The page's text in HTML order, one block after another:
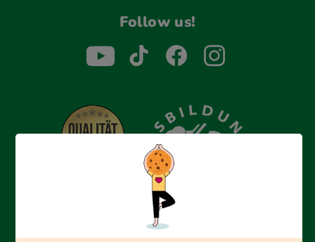
Follow us!
Erfolgreich bewerben mit Ausbildungspark: Wir
begleiten dich Schritt für Schritt bei deinem Start in den